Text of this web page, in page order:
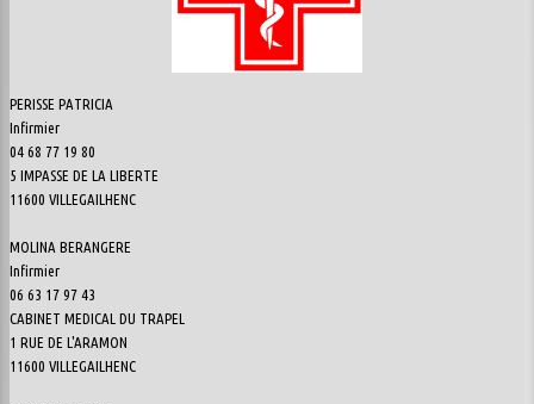
PERISSE PATRICIA
Infirmier
04 68 77 19 80
5 IMPASSE DE LA LIBERTE
11600 VILLEGAILHENC
MOLINA BERANGERE
Infirmier
06 63 17 97 43
CABINET MEDICAL DU TRAPEL
1 RUE DE L'ARAMON
11600 VILLEGAILHENC